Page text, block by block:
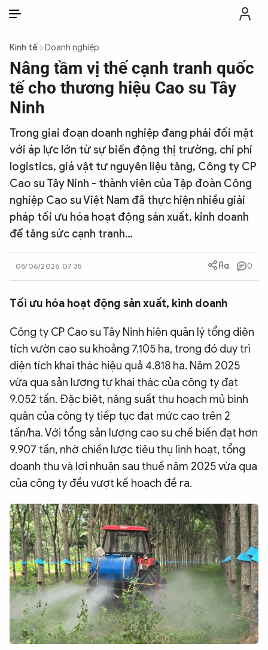
THỜI SỰ
CHỐNG DIỄN BIẾN HÒA BÌNH
CÔNG AN TRONG LÒNG DÂN
XÃ HỘI
PHÁP LUẬT
QUỐC TẾ
ĐA PHƯƠNG TIỆN
eMagazine
Podcast
Video Ảnh
Infographic
Chuyên trang An ninh thế giới Văn nghệ Công an
Kinh tế Doanh nghiệp
Nâng tầm vị thế cạnh tranh quốc
tế cho thương hiệu Cao su Tây
Ninh
Trong giai đoạn doanh nghiệp đang phải đối mặt
với áp lực lớn từ sự biến động thị trường, chi phí
logistics, giá vật tư nguyên liệu tăng, Công ty CP
Cao su Tây Ninh - thành viên của Tập đoàn Công
nghiệp Cao su Việt Nam đã thực hiện nhiều giải
pháp tối ưu hóa hoạt động sản xuất, kinh doanh
để tăng sức cạnh tranh…
08/06/2026 07:35 0
Tối ưu hóa hoạt động sản xuất, kinh doanh
Công ty CP Cao su Tây Ninh hiện quản lý tổng diện
tích vườn cao su khoảng 7.105 ha, trong đó duy trì
diện tích khai thác hiệu quả 4.818 ha. Năm 2025
vừa qua sản lượng tự khai thác của công ty đạt
9.052 tấn. Đặc biệt, năng suất thu hoạch mủ bình
quân của công ty tiếp tục đạt mức cao trên 2
tấn/ha. Với tổng sản lượng cao su chế biến đạt hơn
9.907 tấn, nhờ chiến lược tiêu thụ linh hoạt, tổng
doanh thu và lợi nhuận sau thuế năm 2025 vừa qua
của công ty đều vượt kế hoạch đề ra.